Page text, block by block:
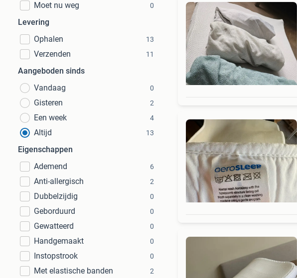
Moet nu weg
0
Levering
Ophalen
13
Verzenden 11
Aangeboden sinds
Vandaag
0
Gisteren 2
Een week 4
Altijd 13
Eigenschappen
Ademend
6
Anti-allergisch 2
Dubbelzijdig 0
Geborduurd 0
Gewatteerd 0
Handgemaakt 0
Instopstrook 0
Met elastische banden 2